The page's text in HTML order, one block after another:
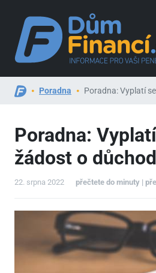
Poradna Poradna: Vyplatí
Poradna:
žádost o důchod
22. srpna 2022 přečtete do minuty |